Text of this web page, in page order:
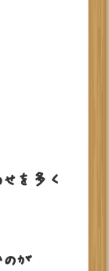
を多く
が